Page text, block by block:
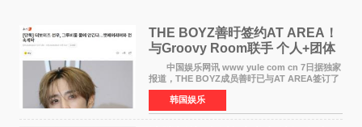
THE BOYZ善旴签约AT AREA！
与Groovy Room联手 个人+团体
活动并行
中国娱乐网讯 www yule com cn 7日据独家
报道，THE BOYZ成员善旴已与AT AREA签订了
专属合约。AT AREA是由知名制作人组合
Groovy Room创立的hip-hop厂牌，旗下拥有多
位实力派音乐人，在韩
韩国娱乐